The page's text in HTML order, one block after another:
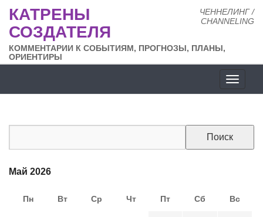
ЧЕННЕЛИНГ /
CHANNELING
КАТРЕНЫ
СОЗДАТЕЛЯ
КОММЕНТАРИИ К СОБЫТИЯМ, ПРОГНОЗЫ, ПЛАНЫ,
ОРИЕНТИРЫ
сайта
Май 2026
Пн Вт Ср Чт Пт Сб Вс